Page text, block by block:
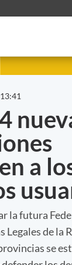
a
la futura
Legales de la
se